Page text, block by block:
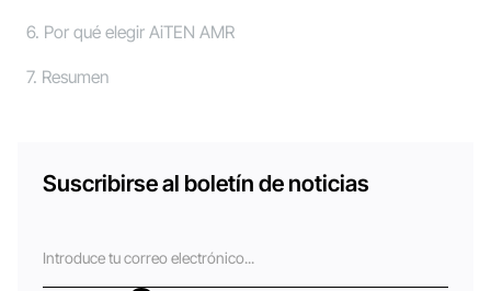
6. Por qué elegir AiTEN AMR
7. Resumen
Suscribirse al boletín de noticias
electrónico